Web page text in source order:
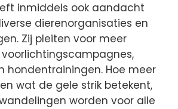
inmiddels ook aandacht
dierenorganisaties en
Zij pleiten voor meer
hondentrainingen. Hoe meer
wat de gele strik betekent,
worden voor alle